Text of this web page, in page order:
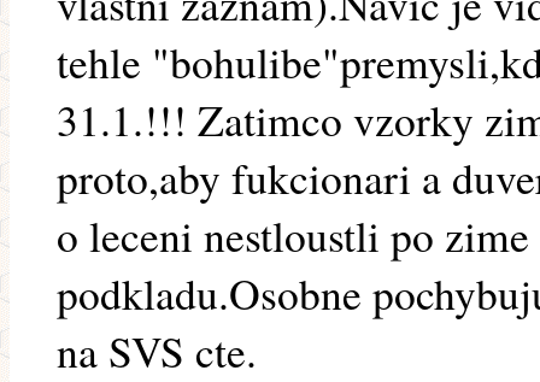
tehle
31.1.!!! Zatimco vzorky
proto,aby fukcionari a
o leceni nestloustli po
podkladu.Osobne
na SVS cte.